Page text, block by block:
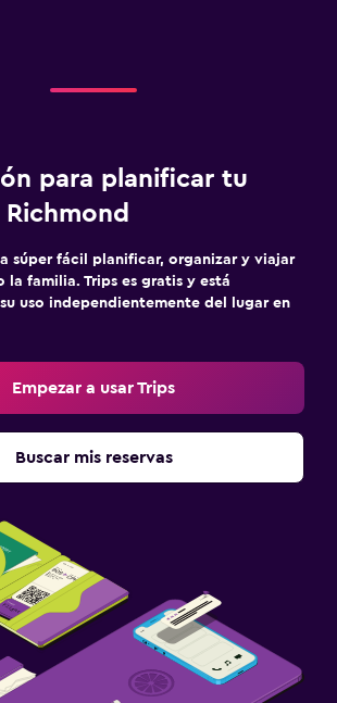
para planificar tu
súper fácil planificar, organizar y viajar
la familia. Trips es gratis y está
uso independientemente del lugar en
Empezar a usar Trips
Buscar mis reservas